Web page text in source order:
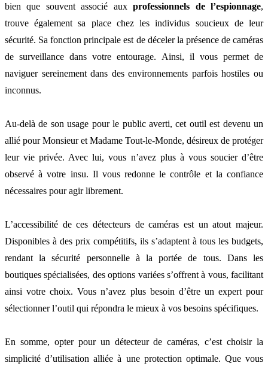
bien que souvent associé auxprofessionnels de l’espionnage,
trouve également sa place chez les individus soucieux de leur
sécurité. Sa fonction principale est de déceler la présence de caméras
de surveillance dans votre entourage. Ainsi, il vous permet de
naviguer sereinement dans des environnements parfois hostiles ou
inconnus.
Au-delà de son usage pour le public averti, cet outil est devenu un
allié pour Monsieur et Madame Tout-le-Monde, désireux de protéger
leur vie privée. Avec lui, vous n’avez plus à vous soucier d’être
observé à votre insu. Il vous redonne le contrôle et la confiance
nécessaires pour agir librement.
L’accessibilité de ces détecteurs de caméras est un atout majeur.
Disponibles à des prix compétitifs, ils s’adaptent à tous les budgets,
rendant la sécurité personnelle à la portée de tous. Dans les
boutiques spécialisées, des options variées s’offrent à vous, facilitant
ainsi votre choix. Vous n’avez plus besoin d’être un expert pour
sélectionner l’outil qui répondra le mieux à vos besoins spécifiques.
En somme, opter pour un détecteur de caméras, c’est choisir la
simplicité d’utilisation alliée à une protection optimale. Que vous